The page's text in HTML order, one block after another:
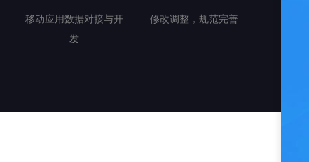
移动应用数据对接与开
发
修改调整，规范完善